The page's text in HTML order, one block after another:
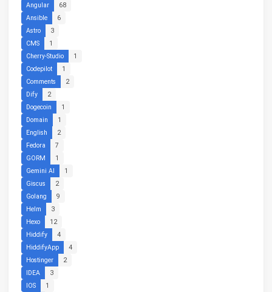
Angular
68
Ansible
6
Astro
3
CMS
1
Cherry-Studio
1
Codepilot
1
Comments
2
Dify
2
Dogecoin
1
Domain
1
English
2
Fedora
7
GORM
1
Gemini AI
1
Giscus
2
Golang
9
Helm
3
Hexo
12
Hiddify
4
HiddifyApp
4
Hostinger
2
IDEA
3
IOS
1